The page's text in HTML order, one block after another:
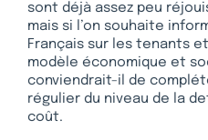
sont déjà assez peu
mais si l’on souhaite
Français sur les tenants
modèle économique et
conviendrait-il de
régulier du niveau de la
coût.